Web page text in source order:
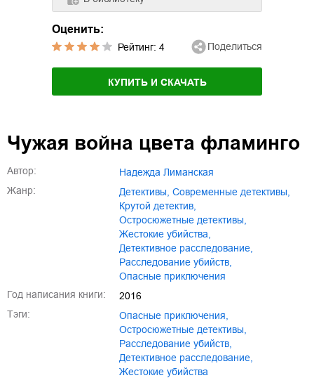
Оценить:
Рейтинг: 4 Поделиться
КУПИТЬ И СКАЧАТЬ
Чужая война цвета фламинго
Автор:
Надежда Лиманская
Жанр:
детективы, современные детективы,
крутой детектив,
остросюжетные детективы,
жестокие убийства,
детективное расследование,
расследование убийств,
опасные приключения
Год написания книги:
2016
Тэги:
опасные приключения,
остросюжетные детективы,
расследование убийств,
детективное расследование,
жестокие убийства